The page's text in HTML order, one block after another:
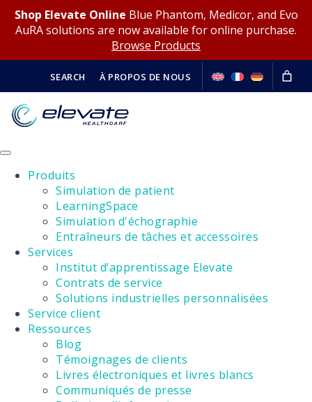
Shop Elevate Online Blue Phantom, Medicor, and Evo
AuRA solutions are now available for online purchase.
Browse Products
SEARCH À PROPOS DE NOUS
Produits
Simulation de patient
LearningSpace
Simulation d'échographie
Entraîneurs de tâches et accessoires
Services
Institut d’apprentissage Elevate
Contrats de service
Solutions industrielles personnalisées
Service client
Ressources
Blog
Témoignages de clients
Livres électroniques et livres blancs
Communiqués de presse